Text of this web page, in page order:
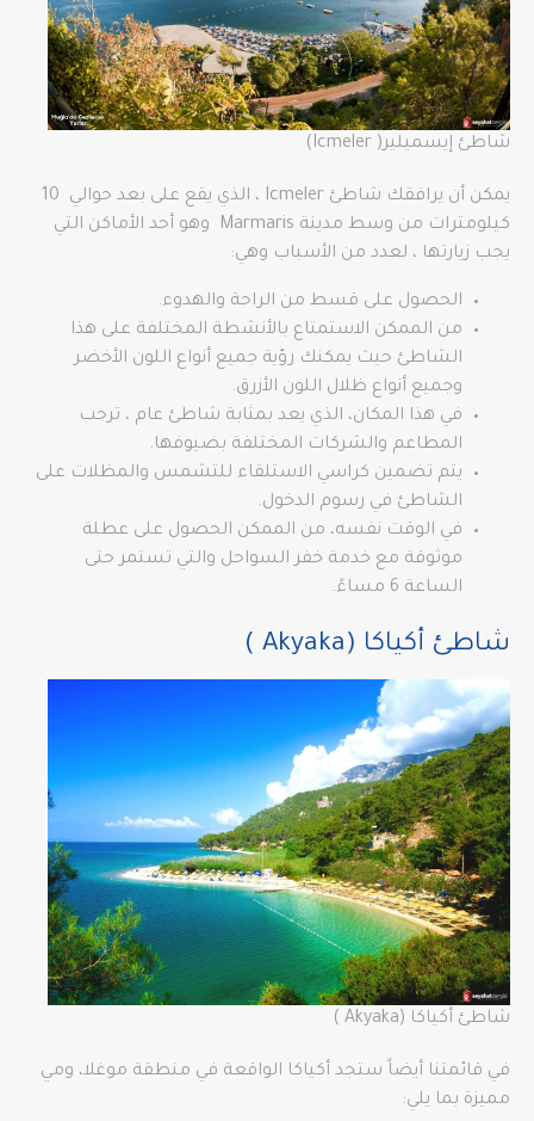
شاطئ إيسميلير( Icmeler)
يمكن أن يرافقك شاطئ Icmeler ، الذي يقع على بعد حوالي 10
كيلومترات من وسط مدينة Marmaris وهو أحد الأماكن التي
يجب زيارتها ، لعدد من الأسباب وهي:
الحصول على قسط من الراحة والهدوء.
من الممكن الاستمتاع بالأنشطة المختلفة على هذا
الشاطئ حيث يمكنك رؤية جميع أنواع اللون الأخضر
وجميع أنواع ظلال اللون الأزرق.
في هذا المكان، الذي يعد بمثابة شاطئ عام ، ترحب
المطاعم والشركات المختلفة بضيوفها.
يتم تضمين كراسي الاستلقاء للتشمس والمظلات على
الشاطئ في رسوم الدخول.
في الوقت نفسه، من الممكن الحصول على عطلة
موثوقة مع خدمة خفر السواحل والتي تستمر حتى
الساعة 6 مساءً.
شاطئ أكياكا (Akyaka )
شاطئ أكياكا (Akyaka )
في قائمتنا أيضاً ستجد أكياكا الواقعة في منطقة موغلا، ومي
مميزة بما يلي: